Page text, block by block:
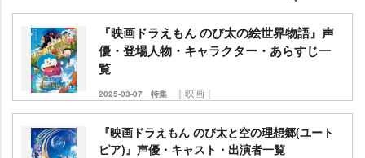
『映画ドラえもん のび太の絵世界物語』声
優・登場人物・キャラクター・あらすじ一
覧
2025-03-07 特集 ｜映画｜
『映画ドラえもん のび太と空の理想郷(ユート
ピア)』声優・キャスト・出演者一覧